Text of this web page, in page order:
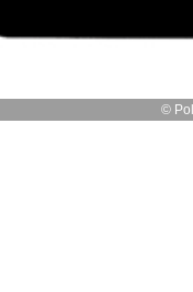
©